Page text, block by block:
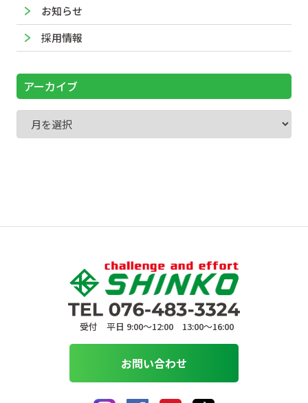
お知らせ
採用情報
アーカイブ
受付 平日 9:00〜12:00 13:00〜16:00
お問い合わせ